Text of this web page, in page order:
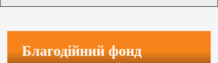
Благодійний фонд